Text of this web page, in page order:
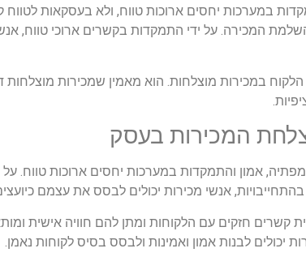
במערכות יחסים ארוכות טווח, ולא בעסקאות
המכירה. על ידי התמקדות בקשרים ארוכי טווח,
במכירות מוצלחות. הוא מאמין שמכירות
המכירות בעסק
אמון והתמקדות במערכות יחסים ארוכות טווח. על
אנשי מכירות יכולים לבסס את עצמם
קשרים חזקים עם הלקוחות ומתן להם חוויה אישית
יכולים לבנות אמון ואמינות ולבסס בסיס לקוחות נאמן.